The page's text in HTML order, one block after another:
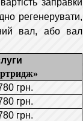
заправки
регенерувати,
вал, або вал
грн.
грн.
грн.